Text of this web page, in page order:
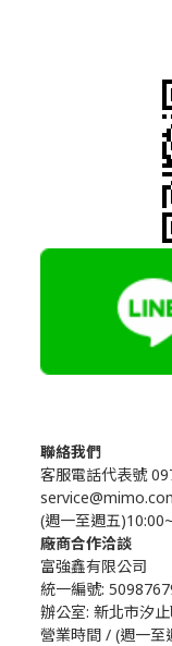
聯絡我們
客服電話代表號
(週一至週五
廠商合作洽談
富強鑫有限公司
統一編號:
辦公室: 新北市汐
營業時間 / (週一